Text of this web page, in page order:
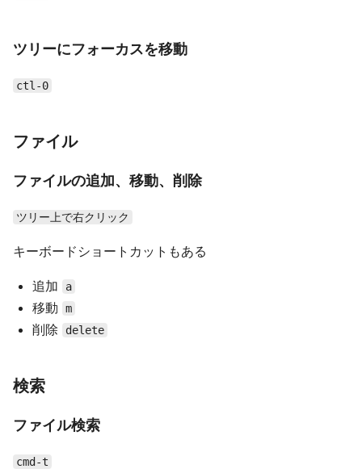
ツリーにフォーカスを移動
ctl-0
ファイル
ファイルの追加、移動、削除
ツリー上で右クリック
キーボードショートカットもある
追加 a
移動 m
削除 delete
検索
ファイル検索
cmd-t